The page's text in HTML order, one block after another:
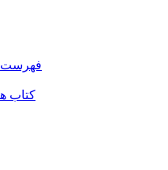
فهرست
کتاب